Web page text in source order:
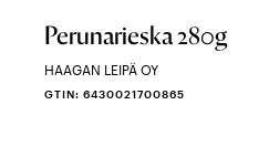
Perunarieska 280g
HAAGAN LEIPÄ OY
GTIN: 6430021700865